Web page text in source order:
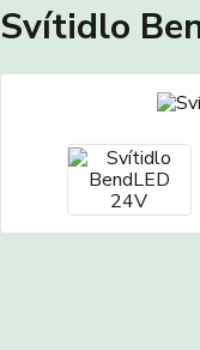
Svítidlo